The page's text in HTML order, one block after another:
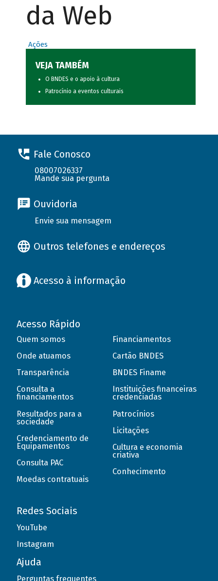
da Web
Ações
VEJA TAMBÉM
O BNDES e o apoio à cultura
Patrocínio a eventos culturais
Fale Conosco
08007026337
Mande sua pergunta
Ouvidoria
Envie sua mensagem
Outros telefones e endereços
Acesso à informação
Acesso Rápido
Quem somos
Onde atuamos
Transparência
Consulta a
financiamentos
Resultados para a
sociedade
Credenciamento de
Equipamentos
Consulta PAC
Moedas contratuais
Financiamentos
Cartão BNDES
BNDES Finame
Instituições financeiras
credenciadas
Patrocínios
Licitações
Cultura e economia
criativa
Conhecimento
Redes Sociais
YouTube
Instagram
Ajuda
Perguntas frequentes